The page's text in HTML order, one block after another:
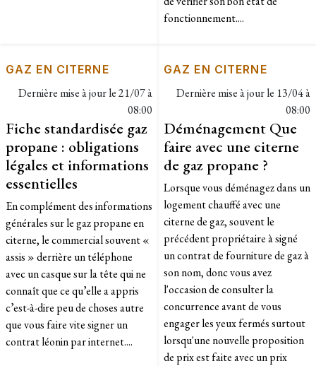
fonctionnement....
GAZ EN CITERNE
Dernière mise à jour le21/07 à
08:00
Fiche standardisée gaz
propane : obligations
légales et informations
essentielles
En complément des informations
générales sur le gaz propane en
citerne, le commercial souvent «
assis » derrière un téléphone
avec un casque sur la tête qui ne
connaît que ce qu’elle a appris
c’est-à-dire peu de choses autre
que vous faire vite signer un
contrat léonin par internet....
GAZ EN CITERNE
Dernière mise à jour le 13/04 à
08:00
Déménagement Que
faire avec une citerne
de gaz propane ?
Lorsque vous déménagez dans un
logement chauffé avec une
citerne de gaz, souvent le
précédent propriétaire à signé
un contrat de fourniture de gaz à
son nom, donc vous avez
l'occasion de consulter la
concurrence avant de vous
engager les yeux fermés surtout
lorsqu'une nouvelle proposition
de prix est faite avec un prix